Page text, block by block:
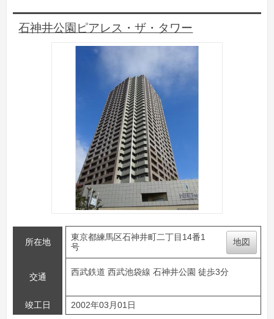
石神井公園ピアレス・ザ・タワー
所在地
東京都練馬区石神井町二丁目14番1
号
地図
交通
西武鉄道 西武池袋線 石神井公園 徒歩3分
竣工日 2002年03月01日